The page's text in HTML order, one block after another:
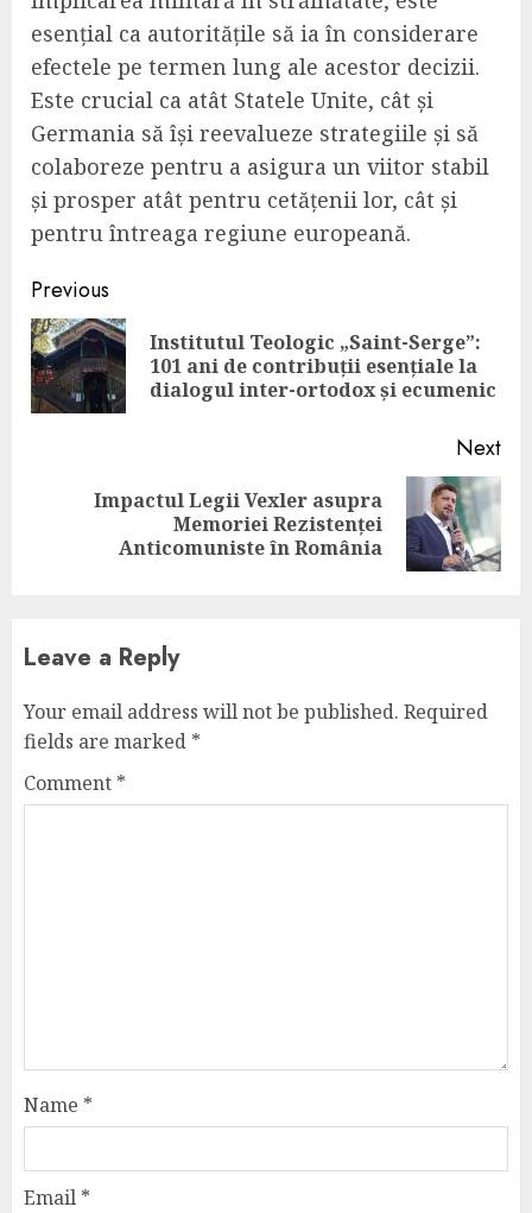
esențial ca autoritățile să ia în considerare
efectele pe termen lung ale acestor decizii.
Este crucial ca atât Statele Unite, cât și
Germania să își reevalueze strategiile și să
colaboreze pentru a asigura un viitor stabil
și prosper atât pentru cetățenii lor, cât și
pentru întreaga regiune europeană.
Continue
Reading
Previous
Institutul Teologic „Saint-Serge”:
101 ani de contribuții esențiale la
dialogul inter-ortodox și ecumenic
Next
Impactul Legii Vexler asupra
Memoriei Rezistenței
Anticomuniste în România
Leave a Reply
Your email address will not be published. Required
fields are marked *
Comment *
Name *
Email *